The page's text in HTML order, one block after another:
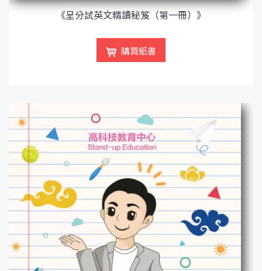
《呈分試英文精讀秘笈（第一冊）》
購買紙書